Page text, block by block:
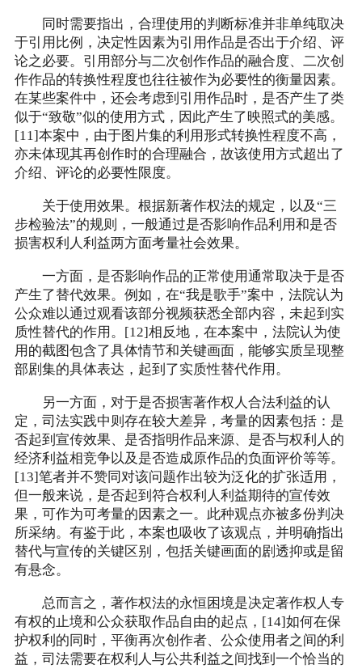
同时需要指出，合理使用的判断标准并非单纯取决
于引用比例，决定性因素为引用作品是否出于介绍、评
论之必要。引用部分与二次创作作品的融合度、二次创
作作品的转换性程度也往往被作为必要性的衡量因素。
在某些案件中，还会考虑到引用作品时，是否产生了类
似于“致敬”似的使用方式，因此产生了映照式的美感。
[11]本案中，由于图片集的利用形式转换性程度不高，
亦未体现其再创作时的合理融合，故该使用方式超出了
介绍、评论的必要性限度。
关于使用效果。根据新著作权法的规定，以及“三
步检验法”的规则，一般通过是否影响作品利用和是否
损害权利人利益两方面考量社会效果。
一方面，是否影响作品的正常使用通常取决于是否
产生了替代效果。例如，在“我是歌手”案中，法院认为
公众难以通过观看该部分视频获悉全部内容，未起到实
质性替代的作用。[12]相反地，在本案中，法院认为使
用的截图包含了具体情节和关键画面，能够实质呈现整
部剧集的具体表达，起到了实质性替代作用。
另一方面，对于是否损害著作权人合法利益的认
定，司法实践中则存在较大差异，考量的因素包括：是
否起到宣传效果、是否指明作品来源、是否与权利人的
经济利益相竞争以及是否造成原作品的负面评价等等。
[13]笔者并不赞同对该问题作出较为泛化的扩张适用，
但一般来说，是否起到符合权利人利益期待的宣传效
果，可作为可考量的因素之一。此种观点亦被多份判决
所采纳。有鉴于此，本案也吸收了该观点，并明确指出
替代与宣传的关键区别，包括关键画面的剧透抑或是留
有悬念。
总而言之，著作权法的永恒困境是决定著作权人专
有权的止境和公众获取作品自由的起点，[14]如何在保
护权利的同时，平衡再次创作者、公众使用者之间的利
益，司法需要在权利人与公共利益之间找到一个恰当的